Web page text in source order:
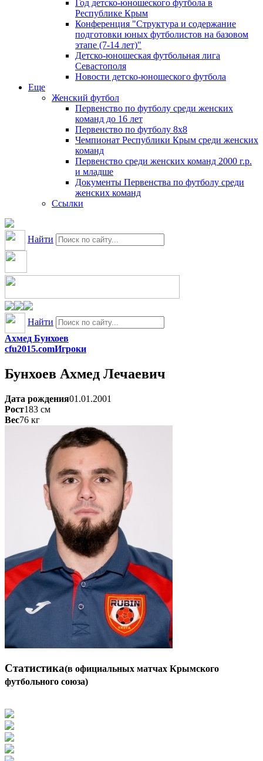
Год детско-юношеского футбола в
Республике Крым
Конференция "Структура и содержание
подготовки юных футболистов на базовом
этапе (7-14 лет)"
Детско-юношеская футбольная лига
Севастополя
Новости детско-юношеского футбола
Еще
Женский футбол
Первенство по футболу среди женских
команд до 16 лет
Первенство по футболу 8х8
Чемпионат Республики Крым среди женских
команд
Первенство среди женских команд 2000 г.р.
и младше
Документы Первенства по футболу среди
женских команд
Ссылки
Найти
Найти
Ахмед Бунхоев
cfu2015.comИгроки
Бунхоев Ахмед Лечаевич
Дата рождения01.01.2001
Рост183 см
Вес76 кг
Статистика(в официальных матчах Крымского
футбольного союза)